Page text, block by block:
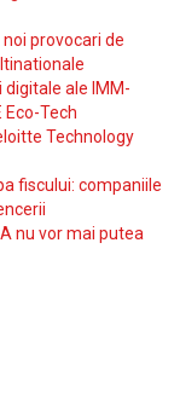
provocari de
ale IMM-
Tech
Technology
fiscului: companiile
nu vor mai putea